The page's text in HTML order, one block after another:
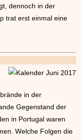
dennoch in der
trat erst einmal eine
in der
Gegenstand der
in Portugal waren
Welche Folgen die